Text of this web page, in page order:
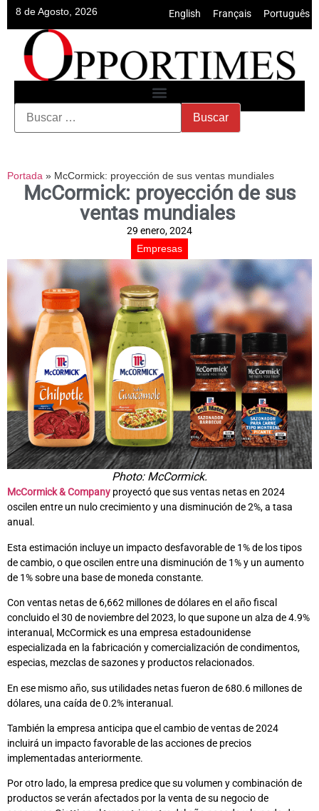
8 de Agosto, 2026 English Français Português
Portada » McCormick: proyección de sus ventas mundiales
McCormick: proyección de sus
ventas mundiales
29 enero, 2024
Empresas
Photo: McCormick.
McCormick & Company proyectó que sus ventas netas en 2024
oscilen entre un nulo crecimiento y una disminución de 2%, a tasa
anual.
Esta estimación incluye un impacto desfavorable de 1% de los tipos
de cambio, o que oscilen entre una disminución de 1% y un aumento
de 1% sobre una base de moneda constante.
Con ventas netas de 6,662 millones de dólares en el año fiscal
concluido el 30 de noviembre del 2023, lo que supone un alza de 4.9%
interanual, McCormick es una empresa estadounidense
especializada en la fabricación y comercialización de condimentos,
especias, mezclas de sazones y productos relacionados.
En ese mismo año, sus utilidades netas fueron de 680.6 millones de
dólares, una caída de 0.2% interanual.
También la empresa anticipa que el cambio de ventas de 2024
incluirá un impacto favorable de las acciones de precios
implementadas anteriormente.
Por otro lado, la empresa predice que su volumen y combinación de
productos se verán afectados por la venta de su negocio de